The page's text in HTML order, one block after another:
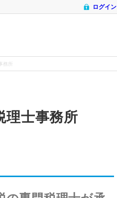
ログイン
務所
理士事務所